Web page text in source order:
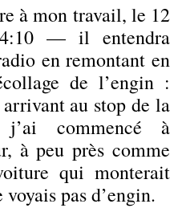
à mon travail, le 12
— il entendra
en remontant en
de l’engin :
au stop de la
commencé à
à peu près comme
qui monterait
pas d’engin.